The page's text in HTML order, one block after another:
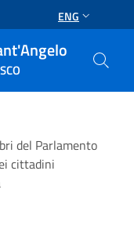
ENG
del Parlamento
cittadini